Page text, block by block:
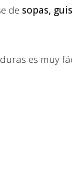
de sopas,
es muy